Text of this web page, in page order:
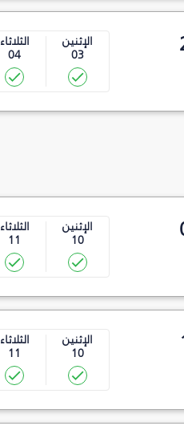
الإثنين
03
الثلاثاء
04
الإثنين
10
الثلاثاء
11
الإثنين
10
الثلاثاء
11